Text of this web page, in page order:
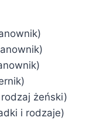
żeński)
i rodzaje)